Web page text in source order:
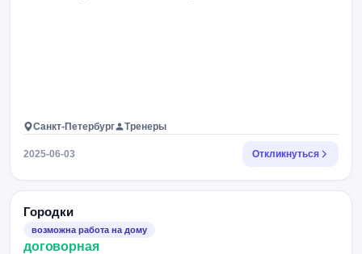
Санкт-Петербург Тренеры
2025-06-03 Откликнуться
Городки
возможна работа на дому
договорная